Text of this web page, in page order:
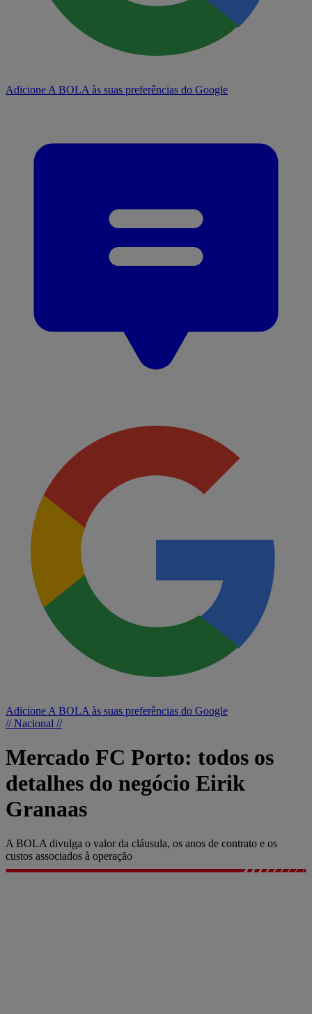
Adicione A BOLA às suas preferências do Google
Adicione A BOLA às suas preferências do Google
// Nacional //
Mercado FC Porto: todos os
detalhes do negócio Eirik
Granaas
A BOLA divulga o valor da cláusula, os anos de contrato e os
custos associados à operação